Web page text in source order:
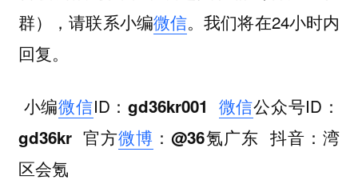
群）
，请联系小编微信。我们将在24小时内
回复。
小编微信ID ：gd36kr001 微信公众号ID ：
gd36kr 官方微博 ：@36氪广东 抖音 ：湾
区会氪